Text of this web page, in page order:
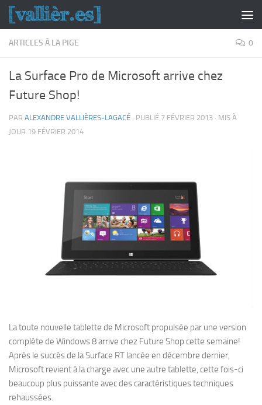
Skip to content
ARTICLES À LA PIGE 0
La Surface Pro de Microsoft arrive chez
Future Shop!
PAR ALEXANDRE VALLIÈRES-LAGACÉ · PUBLIÉ 7 FÉVRIER 2013 · MIS À
JOUR 19 FÉVRIER 2014
La toute nouvelle tablette de Microsoft propulsée par une version
complète de Windows 8 arrive chez Future Shop cette semaine!
Après le succès de la Surface RT lancée en décembre dernier,
Microsoft revient à la charge avec une autre tablette, cette fois-ci
beaucoup plus puissante avec des caractéristiques techniques
rehaussées.